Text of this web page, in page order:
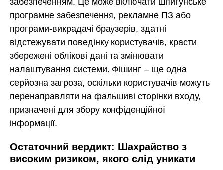
програмне забезпечення, рекламне ПЗ або
програми-викрадачі браузерів, здатні
відстежувати поведінку користувачів, красти
збережені облікові дані та змінювати
налаштування системи. Фішинг – ще одна
серйозна загроза, оскільки користувачів можуть
перенаправляти на фальшиві сторінки входу,
призначені для збору конфіденційної
інформації.
Остаточний вердикт: Шахрайство з
високим ризиком, якого слід уникати